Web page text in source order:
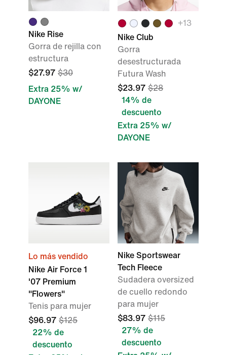
Nike Rise
Gorra de rejilla con
estructura
$27.97 $30
Extra 25% w/
DAYONE
+13
Nike Club
Gorra
desestructurada
Futura Wash
$23.97 $28
14% de
descuento
Extra 25% w/
DAYONE
Lo más vendido
Nike Air Force 1
'07 Premium
"Flowers"
Tenis para mujer
$96.97 $125
22% de
descuento
Nike Sportswear
Tech Fleece
Sudadera oversized
de cuello redondo
para mujer
$83.97 $115
27% de
descuento